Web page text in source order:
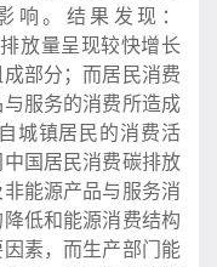
响。结果发现：
放量呈现较快增长
部分；而居民消费
服务的消费所造成
城镇居民的消费活
国居民消费碳排放
能源产品与服务消
低和能源消费结构
素，而生产部门能